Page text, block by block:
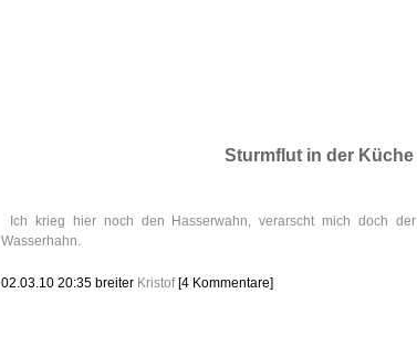
Sturmflut in der Küche
Ich krieg hier noch den Hasserwahn, verarscht mich doch der
Wasserhahn.
02.03.10 20:35 breiter Kristof [4 Kommentare]